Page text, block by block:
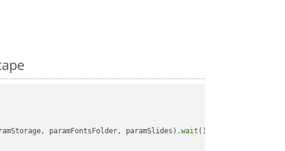
paramFontsFolder, paramSlides).wait ();